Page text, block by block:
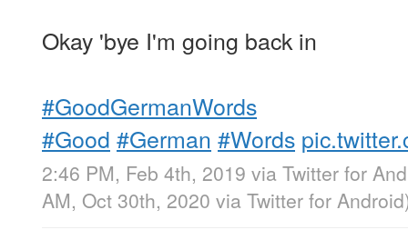
Okay 'bye I'm going back in
#GoodGermanWords
#Good #German #Words
2:46 PM, Feb 4th, 2019 via Twitter for
AM, Oct 30th, 2020 via Twitter for Android